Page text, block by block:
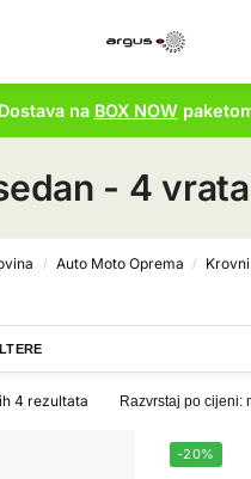
na BOX NOW
- 4 vrata
/ Auto Moto Oprema /
4 rezultata
-20%